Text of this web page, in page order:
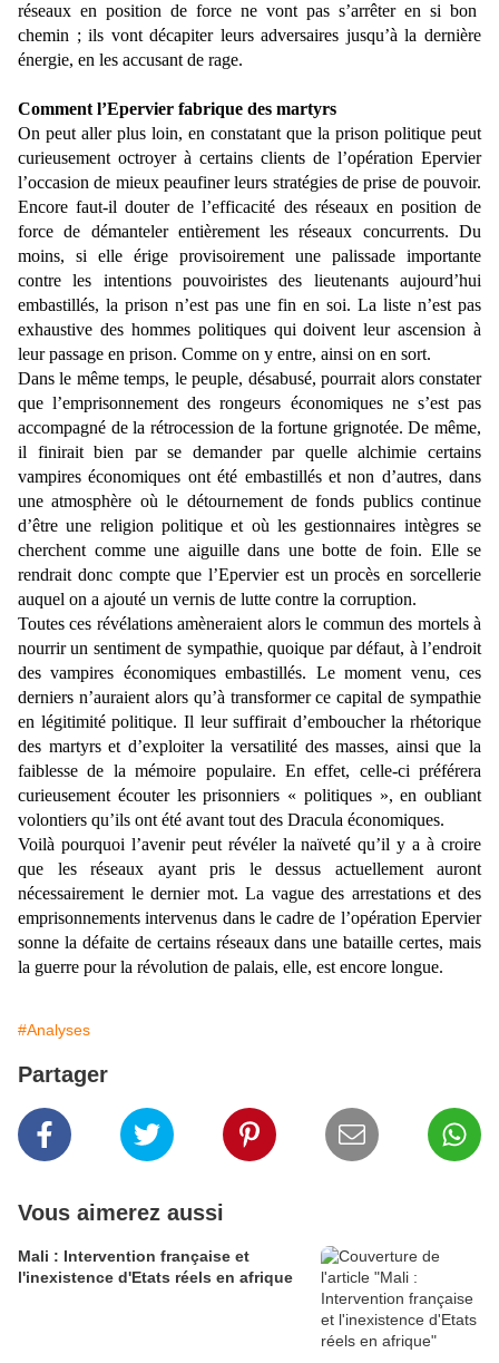
réseaux en position de force ne vont pas s’arrêter en si bon
chemin ; ils vont décapiter leurs adversaires jusqu’à la dernière
énergie, en les accusant de rage.
Comment l’Epervier fabrique des martyrs
On peut aller plus loin, en constatant que la prison politique peut
curieusement octroyer à certains clients de l’opération Epervier
l’occasion de mieux peaufiner leurs stratégies de prise de pouvoir.
Encore faut-il douter de l’efficacité des réseaux en position de
force de démanteler entièrement les réseaux concurrents. Du
moins, si elle érige provisoirement une palissade importante
contre les intentions pouvoiristes des lieutenants aujourd’hui
embastillés, la prison n’est pas une fin en soi. La liste n’est pas
exhaustive des hommes politiques qui doivent leur ascension à
leur passage en prison. Comme on y entre, ainsi on en sort.
Dans le même temps, le peuple, désabusé, pourrait alors constater
que l’emprisonnement des rongeurs économiques ne s’est pas
accompagné de la rétrocession de la fortune grignotée. De même,
il finirait bien par se demander par quelle alchimie certains
vampires économiques ont été embastillés et non d’autres, dans
une atmosphère où le détournement de fonds publics continue
d’être une religion politique et où les gestionnaires intègres se
cherchent comme une aiguille dans une botte de foin. Elle se
rendrait donc compte que l’Epervier est un procès en sorcellerie
auquel on a ajouté un vernis de lutte contre la corruption.
Toutes ces révélations amèneraient alors le commun des mortels à
nourrir un sentiment de sympathie, quoique par défaut, à l’endroit
des vampires économiques embastillés. Le moment venu, ces
derniers n’auraient alors qu’à transformer ce capital de sympathie
en légitimité politique. Il leur suffirait d’emboucher la rhétorique
des martyrs et d’exploiter la versatilité des masses, ainsi que la
faiblesse de la mémoire populaire. En effet, celle-ci préférera
curieusement écouter les prisonniers « politiques », en oubliant
volontiers qu’ils ont été avant tout des Dracula économiques.
Voilà pourquoi l’avenir peut révéler la naïveté qu’il y a à croire
que les réseaux ayant pris le dessus actuellement auront
nécessairement le dernier mot. La vague des arrestations et des
emprisonnements intervenus dans le cadre de l’opération Epervier
sonne la défaite de certains réseaux dans une bataille certes, mais
la guerre pour la révolution de palais, elle, est encore longue.
#Analyses
Partager
Vous aimerez aussi
Mali : Intervention française et
l'inexistence d'Etats réels en afrique